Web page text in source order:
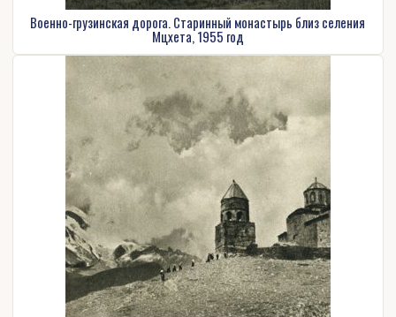
Военно-грузинская дорога. Старинный монастырь близ селения
Мцхета, 1955 год